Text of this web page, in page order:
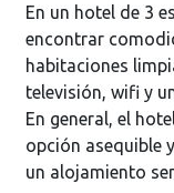
En un hotel de 3
encontrar
habitaciones
televisión, wifi y
En general, el
opción asequible
un alojamiento